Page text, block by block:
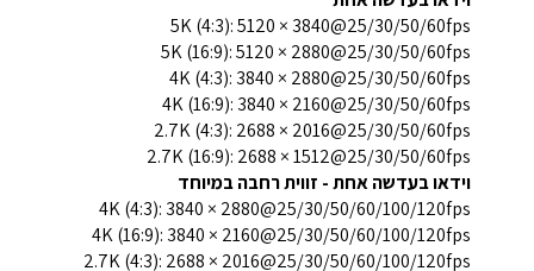
5K (4:3): 5120 × 3840@25/30/50/60fps
5K (16:9): 5120 × 2880@25/30/50/60fps
4K (4:3): 3840 × 2880@25/30/50/60fps
4K (16:9): 3840 × 2160@25/30/50/60fps
2.7K (4:3): 2688 × 2016@25/30/50/60fps
2.7K (16:9): 2688 × 1512@25/30/50/60fps
וידאו בעדשה אחת - זווית רחבה במיוחד
4K (4:3): 3840 × 2880@25/30/50/60/100/120fps
4K (16:9): 3840 × 2160@25/30/50/60/100/120fps
2.7K (4:3): 2688 × 2016@25/30/50/60/100/120fps